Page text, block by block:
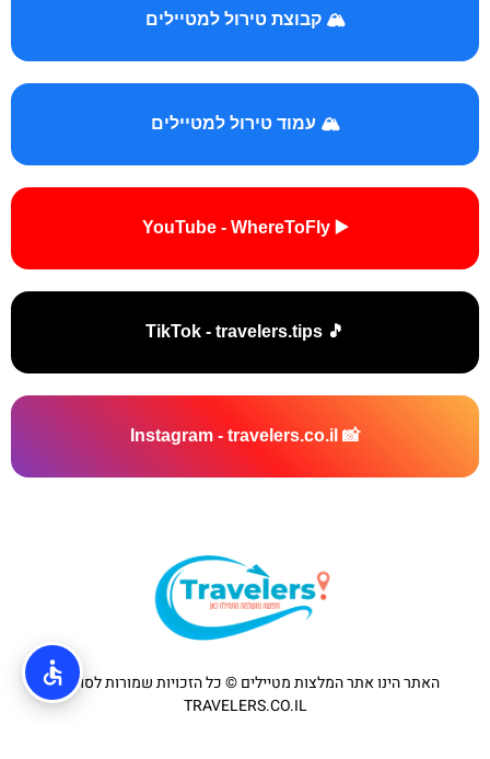
🏔️ קבוצת טירול למטיילים
🏔️ עמוד טירול למטיילים
▶️ YouTube - WhereToFly
🎵 TikTok - travelers.tips
📸 Instagram - travelers.co.il
האתר הינו אתר המלצות מטיילים © כל הזכויות שמורות לסוכנות
TRAVELERS.CO.IL